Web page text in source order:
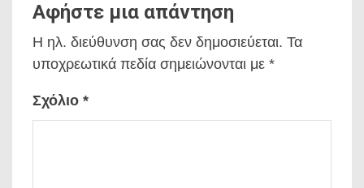
Αφήστε μια απάντηση
Η ηλ. διεύθυνση σας δεν δημοσιεύεται. Τα
υποχρεωτικά πεδία σημειώνονται με *
Σχόλιο *